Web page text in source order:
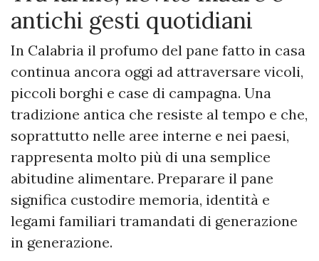
antichi gesti quotidiani
In Calabria il profumo del pane fatto in casa
continua ancora oggi ad attraversare vicoli,
piccoli borghi e case di campagna. Una
tradizione antica che resiste al tempo e che,
soprattutto nelle aree interne e nei paesi,
rappresenta molto più di una semplice
abitudine alimentare. Preparare il pane
significa custodire memoria, identità e
legami familiari tramandati di generazione
in generazione.